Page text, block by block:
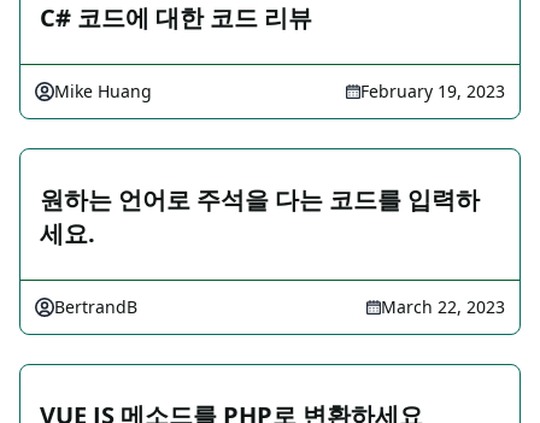
C# 코드에 대한 코드 리뷰
Mike Huang February 19, 2023
원하는 언어로 주석을 다는 코드를 입력하
세요.
BertrandB March 22, 2023
VUE JS 메소드를 PHP로 변환하세요